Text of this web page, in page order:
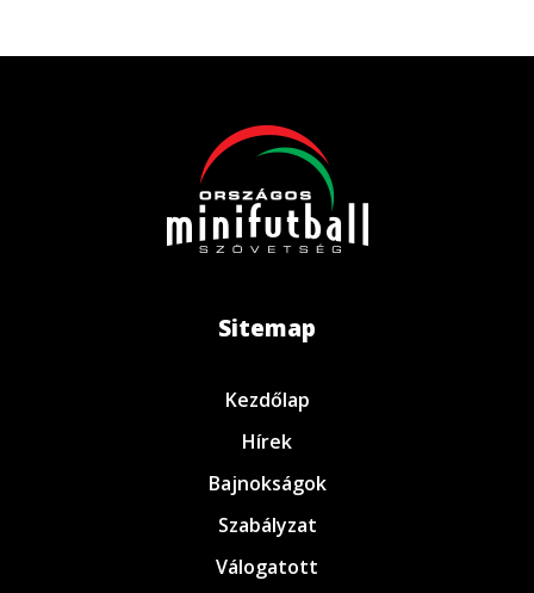
Sitemap
Kezdőlap
Hírek
Bajnokságok
Szabályzat
Válogatott